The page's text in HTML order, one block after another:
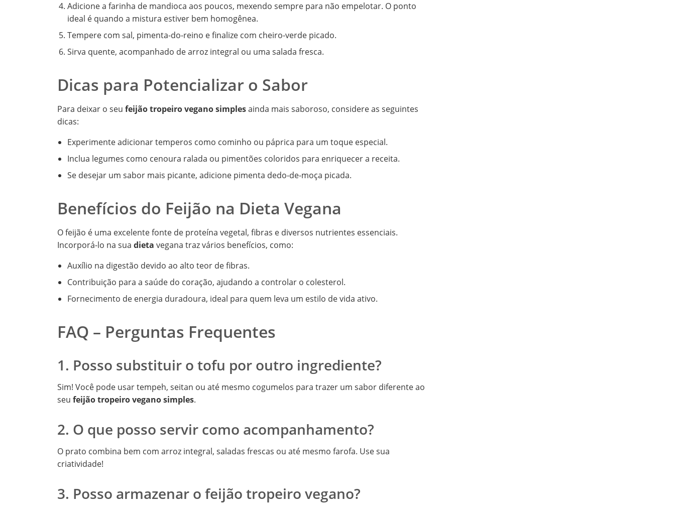
Adicione a farinha de mandioca aos poucos, mexendo sempre para não empelotar. O ponto
ideal é quando a mistura estiver bem homogênea.
Tempere com sal, pimenta-do-reino e finalize com cheiro-verde picado.
Sirva quente, acompanhado de arroz integral ou uma salada fresca.
Dicas para Potencializar o Sabor
Para deixar o seu feijão tropeiro vegano simplesainda mais saboroso, considere as seguintes
dicas:
Experimente adicionar temperos como cominho ou páprica para um toque especial.
Inclua legumes como cenoura ralada ou pimentões coloridos para enriquecer a receita.
Se desejar um sabor mais picante, adicione pimenta dedo-de-moça picada.
Benefícios do Feijão na Dieta Vegana
O feijão é uma excelente fonte de proteína vegetal, fibras e diversos nutrientes essenciais.
Incorporá-lo na sua dieta vegana traz vários benefícios, como:
Auxílio na digestão devido ao alto teor de fibras.
Contribuição para a saúde do coração, ajudando a controlar o colesterol.
Fornecimento de energia duradoura, ideal para quem leva um estilo de vida ativo.
FAQ – Perguntas Frequentes
1. Posso substituir o tofu por outro ingrediente?
Sim! Você pode usar tempeh, seitan ou até mesmo cogumelos para trazer um sabor diferente ao
seu feijão tropeiro vegano simples.
2. O que posso servir como acompanhamento?
O prato combina bem com arroz integral, saladas frescas ou até mesmo farofa. Use sua
criatividade!
3. Posso armazenar o feijão tropeiro vegano?